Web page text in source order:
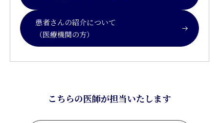
患者さんの紹介について
（医療機関の方）
こちらの医師が担当いたします